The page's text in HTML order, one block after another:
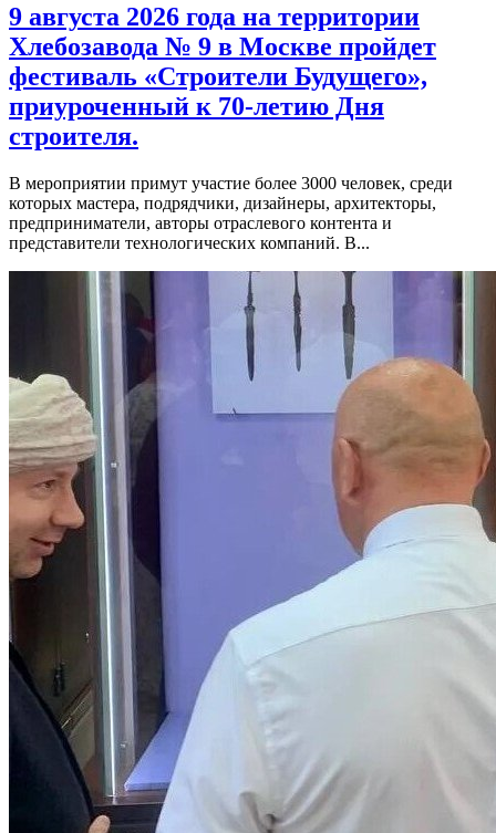
9 августа 2026 года на территории
Хлебозавода № 9 в Москве пройдет
фестиваль «Строители Будущего»,
приуроченный к 70-летию Дня
строителя.
В мероприятии примут участие более 3000 человек, среди
которых мастера, подрядчики, дизайнеры, архитекторы,
предприниматели, авторы отраслевого контента и
представители технологических компаний. В...